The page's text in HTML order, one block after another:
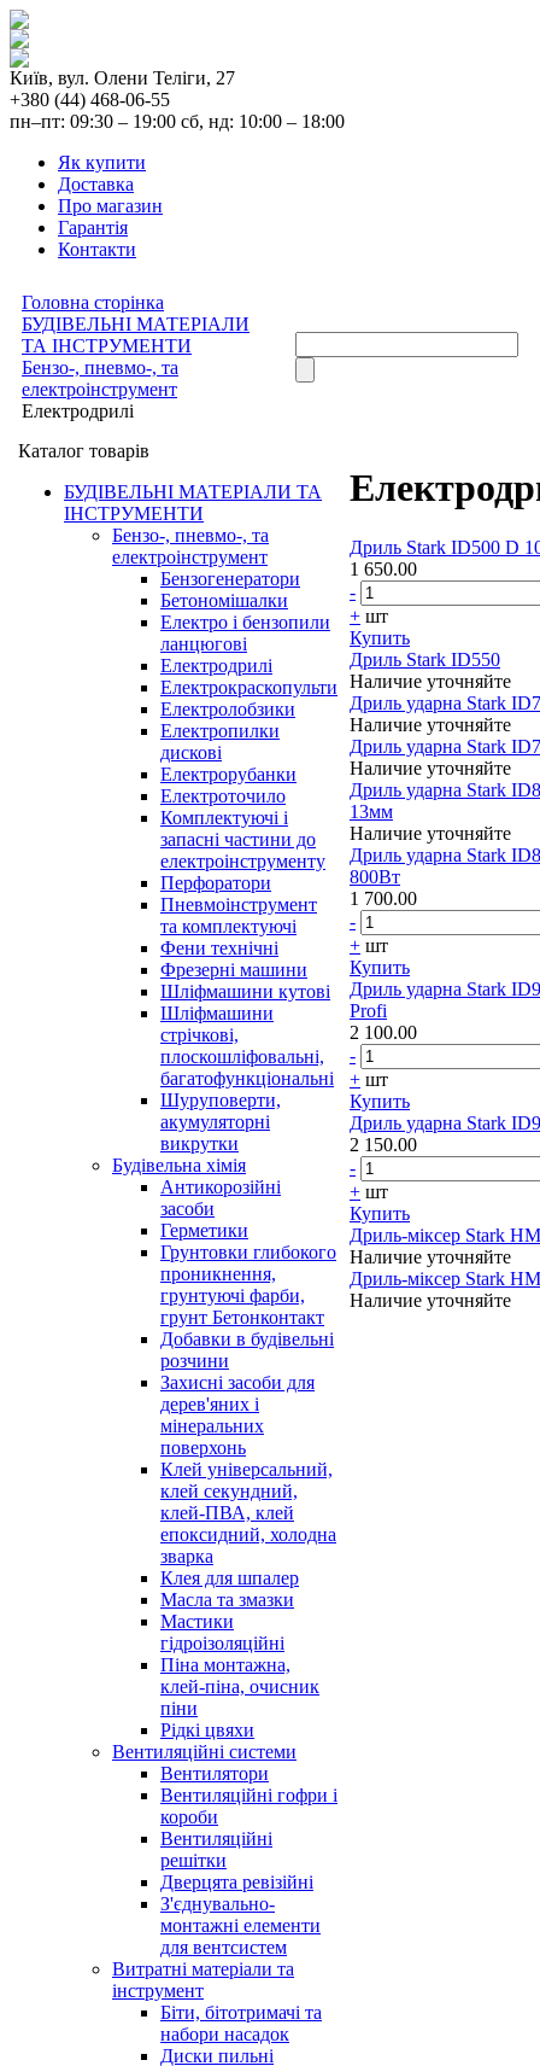
Київ, вул. Олени Теліги, 27
+380 (44) 468-06-55
пн–пт: 09:30 – 19:00 сб, нд: 10:00 – 18:00
Як купити
Доставка
Про магазин
Гарантія
Контакти
Головна сторінка
БУДІВЕЛЬНІ МАТЕРІАЛИ
ТА ІНСТРУМЕНТИ
Бензо-, пневмо-, та
електроінструмент
Електродрилі
Каталог товарів
БУДІВЕЛЬНІ МАТЕРІАЛИ ТА
ІНСТРУМЕНТИ
Бензо-, пневмо-, та
електроінструмент
Бензогенератори
Бетономішалки
Електро і бензопили
ланцюгові
Електродрилі
Електрокраскопульти
Електролобзики
Електропилки
дискові
Електрорубанки
Електроточило
Комплектуючі і
запасні частини до
електроінструменту
Перфоратори
Пневмоінструмент
та комплектуючі
Фени технічні
Фрезерні машини
Шліфмашини кутові
Шліфмашини
стрічкові,
плоскошліфовальні,
багатофункціональні
Шуруповерти,
акумуляторні
викрутки
Будівельна хімія
Антикорозійні
засоби
Герметики
Грунтовки глибокого
проникнення,
грунтуючі фарби,
грунт Бетонконтакт
Добавки в будівельні
розчини
Захисні засоби для
дерев'яних і
мінеральних
поверхонь
Клей універсальний,
клей секундний,
клей-ПВА, клей
епоксидний, холодна
зварка
Клея для шпалер
Масла та змазки
Мастики
гідроізоляційні
Піна монтажна,
клей-піна, очисник
піни
Рідкі цвяхи
Вентиляційні системи
Вентилятори
Вентиляційні гофри і
короби
Вентиляційні
решітки
Дверцята ревізійні
З'єднувально-
монтажні елементи
для вентсистем
Витратні матеріали та
інструмент
Біти, бітотримачі та
набори насадок
Диски пильні
Дриль Stark ID500 D
1 650.00
-
+ шт
Купить
Дриль Stark ID550
Наличие уточняйте
Дриль ударна Stark
Наличие уточняйте
Дриль ударна Stark
Наличие уточняйте
Дриль ударна Stark
13мм
Наличие уточняйте
Дриль ударна Stark
800Вт
1 700.00
-
+ шт
Купить
Дриль ударна Stark
Profi
2 100.00
-
+ шт
Купить
Дриль ударна Stark
2 150.00
-
+ шт
Купить
Дриль-міксер Stark
Наличие уточняйте
Дриль-міксер Stark
Наличие уточняйте